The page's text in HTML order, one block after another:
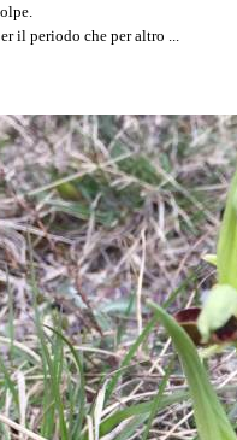
il periodo che per altro ...